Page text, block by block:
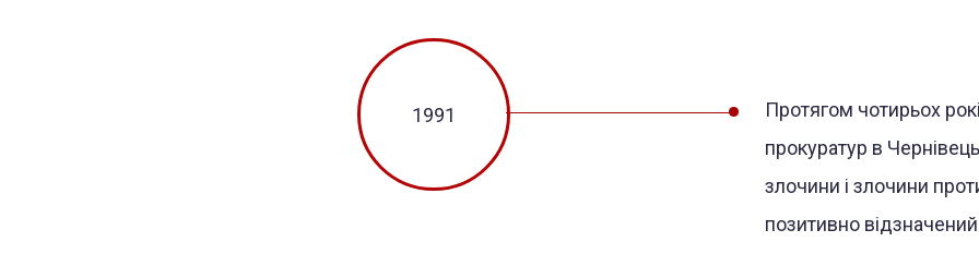
1991
Протягом чотирьох
прокуратур в
злочини і злочини
позитивно